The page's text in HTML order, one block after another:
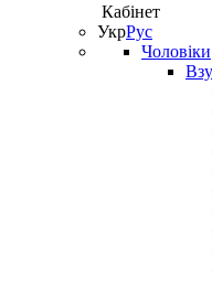
Кабінет
УкрРус
Чоловіки